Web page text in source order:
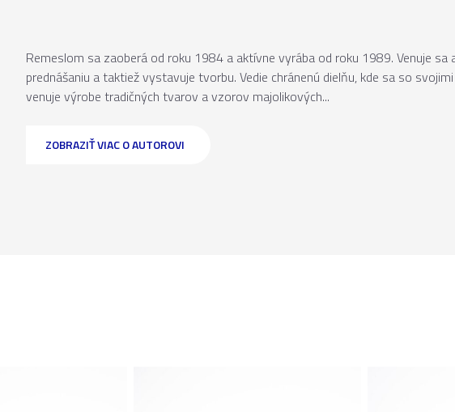
Remeslom sa zaoberá od roku 1984 a aktívne vyrába od roku 1989. Venuje sa
prednášaniu a taktiež vystavuje tvorbu. Vedie chránenú dielňu, kde sa so
venuje výrobe tradičných tvarov a vzorov majolikových...
ZOBRAZIŤ VIAC O AUTOROVI